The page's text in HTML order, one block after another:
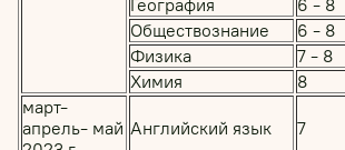
География
6 - 8
Обществознание
6 - 8
Физика
7 - 8
Химия
8
март-
апрель- май Английский язык 7